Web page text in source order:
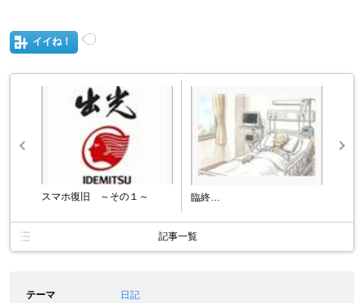
イイね！
スマホ復旧 ～その１～ 臨終…
記事一覧
テーマ
日記